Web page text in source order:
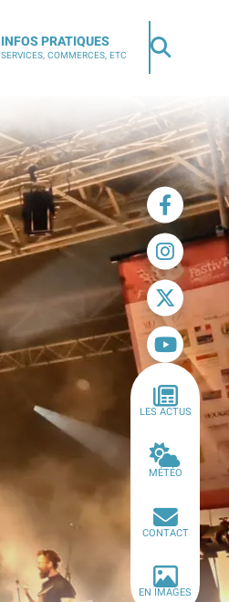
INFOS PRATIQUES
SERVICES, COMMERCES, ETC
LES ACTUS
MÉTÉO
CONTACT
EN IMAGES